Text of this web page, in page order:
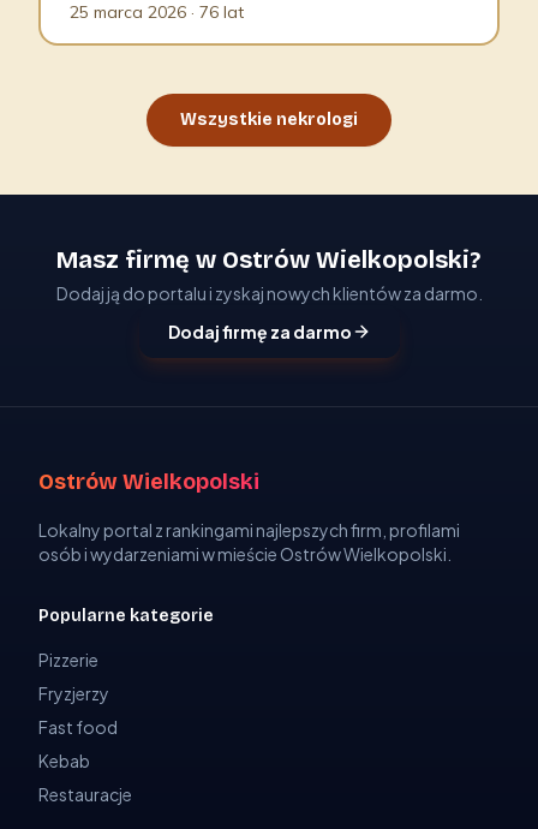
25 marca 2026 · 76 lat
Wszystkie nekrologi
Masz firmę w Ostrów Wielkopolski?
Dodaj ją do portalu i zyskaj nowych klientów za darmo.
Dodaj firmę za darmo
Ostrów Wielkopolski
Lokalny portal z rankingami najlepszych firm, profilami
osób i wydarzeniami w mieście Ostrów Wielkopolski.
Popularne kategorie
Pizzerie
Fryzjerzy
Fast food
Kebab
Restauracje